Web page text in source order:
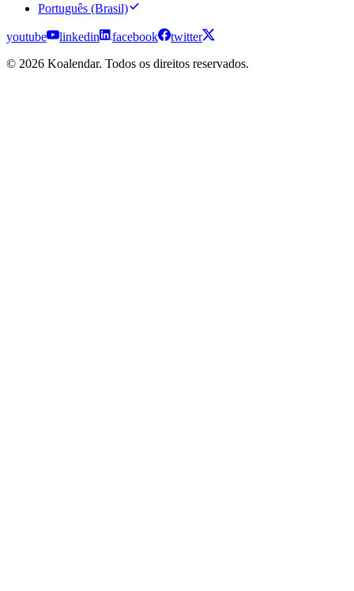
Português (Brasil)
youtube linkedin facebook
twitter
© 2026 Koalendar. Todos os direitos reservados.